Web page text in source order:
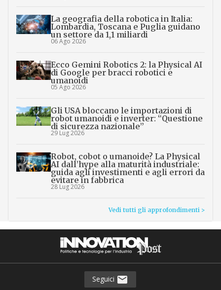
La geografia della robotica in Italia:
Lombardia, Toscana e Puglia guidano
un settore da 1,1 miliardi
06 Ago 2026
Ecco Gemini Robotics 2: la Physical AI
di Google per bracci robotici e
umanoidi
05 Ago 2026
Gli USA bloccano le importazioni di
robot umanoidi e inverter: “Questione
di sicurezza nazionale”
29 Lug 2026
Robot, cobot o umanoide? La Physical
AI dall’hype alla maturità industriale:
guida agli investimenti e agli errori da
evitare in fabbrica
28 Lug 2026
Vedi tutti gli approfondimenti >
Seguici